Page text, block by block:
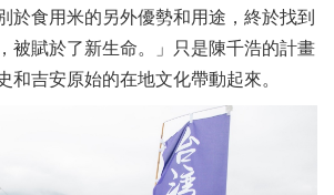
於食用米的另外優勢和用途，終於找到
被賦於了新生命。」只是陳千浩的計畫
和吉安原始的在地文化帶動起來。